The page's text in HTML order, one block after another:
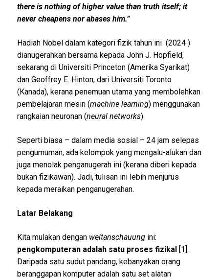
there is nothing of higher value than truth itself; it
never cheapens nor abases him.”
Hadiah Nobel dalam kategori fizik tahun ini (2024 )
dianugerahkan bersama kepada John J. Hopfield,
sekarang di Universiti Princeton (Amerika Syarikat)
dan Geoffrey E. Hinton, dari Universiti Toronto
(Kanada), kerana penemuan utama yang membolehkan
pembelajaran mesin (machine learning) menggunakan
rangkaian neuronan (neural networks).
Seperti biasa – dalam media sosial – 24 jam selepas
pengumuman, ada kelompok yang mengalu-alukan dan
juga menolak penganugerah ini (kerana diberi kepada
bukan fizikawan). Jadi, tulisan ini lebih menjurus
kepada meraikan penganugerahan.
Latar Belakang
Kita mulakan dengan weltanschauung ini:
pengkomputeran adalah satu proses fizikal
[1].
Daripada satu sudut pandang, kebanyakan orang
beranggapan komputer adalah satu set alatan